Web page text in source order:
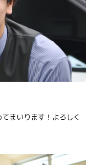
まいります！よろしく